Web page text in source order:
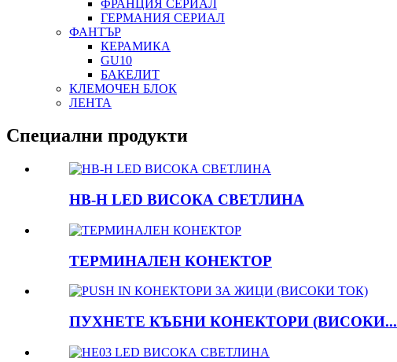
ФРАНЦИЯ СЕРИАЛ
ГЕРМАНИЯ СЕРИАЛ
ФАНТЪР
КЕРАМИКА
GU10
БАКЕЛИТ
КЛЕМОЧЕН БЛОК
ЛЕНТА
Специални продукти
HB-H LED ВИСОКА СВЕТЛИНА
ТЕРМИНАЛЕН КОНЕКТОР
ПУХНЕТЕ КЪБНИ КОНЕКТОРИ (ВИСОКИ...